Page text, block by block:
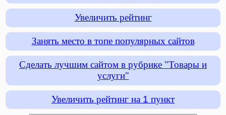
Увеличить рейтинг
Занять место в топе популярных сайтов
Сделать лучшим сайтом в рубрике "Товары и
услуги"
Увеличить рейтинг на 1 пункт